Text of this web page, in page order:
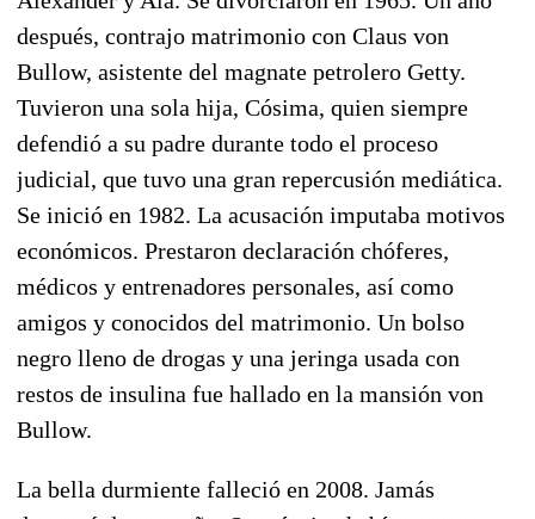
después, contrajo matrimonio con Claus von
Bullow, asistente del magnate petrolero Getty.
Tuvieron una sola hija, Cósima, quien siempre
defendió a su padre durante todo el proceso
judicial, que tuvo una gran repercusión mediática.
Se inició en 1982. La acusación imputaba motivos
económicos. Prestaron declaración chóferes,
médicos y entrenadores personales, así como
amigos y conocidos del matrimonio. Un bolso
negro lleno de drogas y una jeringa usada con
restos de insulina fue hallado en la mansión von
Bullow.
La bella durmiente falleció en 2008. Jamás